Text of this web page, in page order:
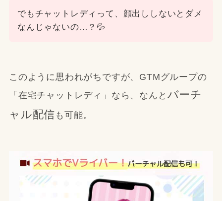
でもチャットレディって、顔出ししないとダメ
なんじゃないの…？💦
このように思われがちですが、GTMグループの
「在宅チャットレディ」なら、なんと バーチ
ャル配信 も可能。